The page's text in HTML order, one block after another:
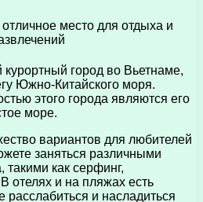
город во Вьетнаме,
Южно-Китайского моря.
этого города являются его
море.
вариантов для любителей
заняться различными
как серфинг,
отелях и на пляжах есть
и насладиться